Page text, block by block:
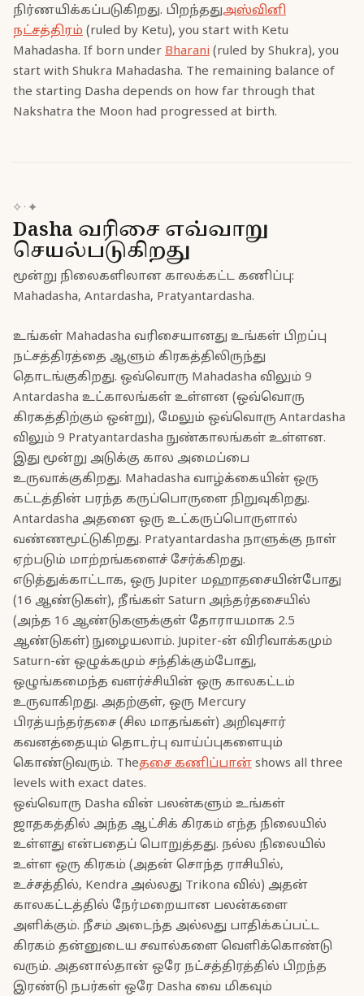
நிர்ணயிக்கப்படுகிறது. பிறந்ததுஅஸ்வினி
நட்சத்திரம் (ruled by Ketu), you start with Ketu
Mahadasha. If born under Bharani (ruled by Shukra), you
start with Shukra Mahadasha. The remaining balance of
the starting Dasha depends on how far through that
Nakshatra the Moon had progressed at birth.
✧ · ✦
Dasha வரிசை எவ்வாறு
செயல்படுகிறது
மூன்று நிலைகளிலான காலக்கட்ட கணிப்பு:
Mahadasha, Antardasha, Pratyantardasha.
உங்கள் Mahadasha வரிசையானது உங்கள் பிறப்பு
நட்சத்திரத்தை ஆளும் கிரகத்திலிருந்து
தொடங்குகிறது. ஒவ்வொரு Mahadasha விலும் 9
Antardasha உட்காலங்கள் உள்ளன (ஒவ்வொரு
கிரகத்திற்கும் ஒன்று), மேலும் ஒவ்வொரு Antardasha
விலும் 9 Pratyantardasha நுண்காலங்கள் உள்ளன.
இது மூன்று அடுக்கு கால அமைப்பை
உருவாக்குகிறது. Mahadasha வாழ்க்கையின் ஒரு
கட்டத்தின் பரந்த கருப்பொருளை நிறுவுகிறது.
Antardasha அதனை ஒரு உட்கருப்பொருளால்
வண்ணமூட்டுகிறது. Pratyantardasha நாளுக்கு நாள்
ஏற்படும் மாற்றங்களைச் சேர்க்கிறது.
எடுத்துக்காட்டாக, ஒரு Jupiter மஹாதசையின்போது
(16 ஆண்டுகள்), நீங்கள் Saturn அந்தர்தசையில்
(அந்த 16 ஆண்டுகளுக்குள் தோராயமாக 2.5
ஆண்டுகள்) நுழையலாம். Jupiter-ன் விரிவாக்கமும்
Saturn-ன் ஒழுக்கமும் சந்திக்கும்போது,
ஒழுங்கமைந்த வளர்ச்சியின் ஒரு காலகட்டம்
உருவாகிறது. அதற்குள், ஒரு Mercury
பிரத்யந்தர்தசை (சில மாதங்கள்) அறிவுசார்
கவனத்தையும் தொடர்பு வாய்ப்புகளையும்
கொண்டுவரும். Theதசை கணிப்பான் shows all three
levels with exact dates.
ஒவ்வொரு Dasha வின் பலன்களும் உங்கள்
ஜாதகத்தில் அந்த ஆட்சிக் கிரகம் எந்த நிலையில்
உள்ளது என்பதைப் பொறுத்தது. நல்ல நிலையில்
உள்ள ஒரு கிரகம் (அதன் சொந்த ராசியில்,
உச்சத்தில், Kendra அல்லது Trikona வில்) அதன்
காலகட்டத்தில் நேர்மறையான பலன்களை
அளிக்கும். நீசம் அடைந்த அல்லது பாதிக்கப்பட்ட
கிரகம் தன்னுடைய சவால்களை வெளிக்கொண்டு
வரும். அதனால்தான் ஒரே நட்சத்திரத்தில் பிறந்த
இரண்டு நபர்கள் ஒரே Dasha வை மிகவும்